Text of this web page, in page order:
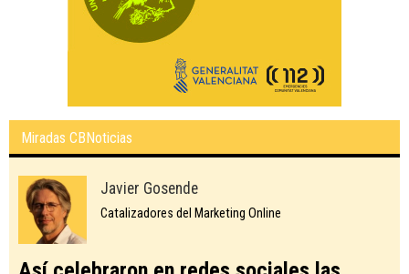
Miradas CBNoticias
Javier Gosende
Catalizadores del Marketing Online